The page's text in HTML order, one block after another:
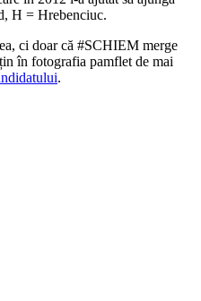
H = Hrebenciuc.
ci doar că #SCHIEM merge
în fotografia pamflet de mai
.